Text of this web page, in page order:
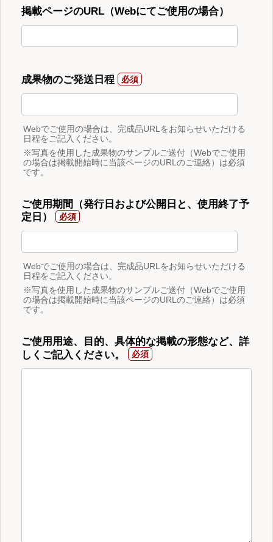
掲載ページのURL（Webにてご使用の場合）
成果物のご発送日程
Webでご使用の場合は、完成品URLをお知らせいただける
日程をご記入ください。
※写真を使用した成果物のサンプルご送付（Webでご使用
の場合は掲載開始時に当該ページのURLのご連絡）は必須
です。
ご使用期間（発行日および公開日と、使用終了予
定日）
Webでご使用の場合は、完成品URLをお知らせいただける
日程をご記入ください。
※写真を使用した成果物のサンプルご送付（Webでご使用
の場合は掲載開始時に当該ページのURLのご連絡）は必須
です。
ご使用用途、目的、具体的な掲載の形態など、詳
しくご記入ください。